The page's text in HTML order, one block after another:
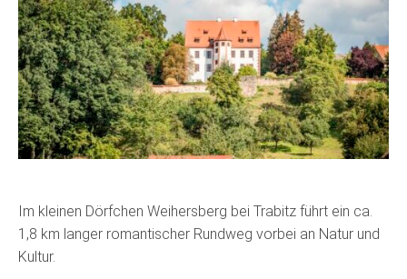
Im kleinen Dörfchen Weihersberg bei Trabitz führt ein ca.
1,8 km langer romantischer Rundweg vorbei an Natur und
Kultur.